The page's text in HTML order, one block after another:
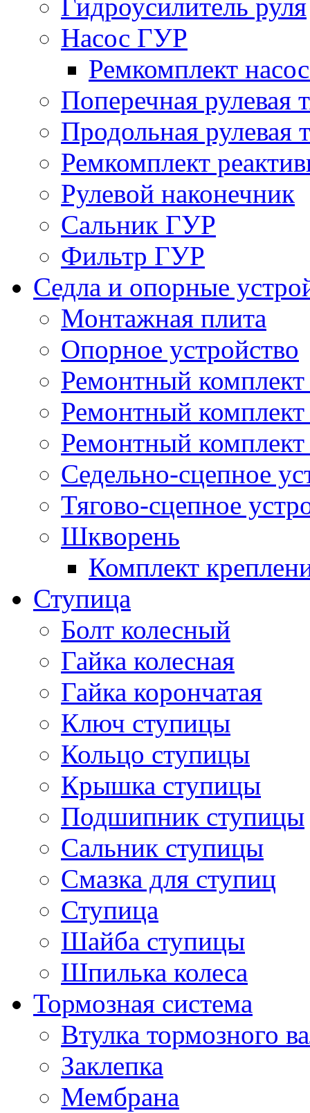
Гидроусилитель руля
Насос ГУР
Ремкомплект
Поперечная рулевая
Продольная рулевая
Ремкомплект
Рулевой наконечник
Сальник ГУР
Фильтр ГУР
Седла и опорные
Монтажная плита
Опорное устройство
Ремонтный комплект
Ремонтный
Ремонтный комплект
Седельно-сцепное
Тягово-сцепное
Шкворень
Комплект
Ступица
Болт колесный
Гайка колесная
Гайка корончатая
Ключ ступицы
Кольцо ступицы
Крышка ступицы
Подшипник ступицы
Сальник ступицы
Смазка для ступиц
Ступица
Шайба ступицы
Шпилька колеса
Тормозная система
Втулка тормозного
Заклепка
Мембрана